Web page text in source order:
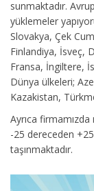
sunmaktadır.
yüklemeler
Slovakya, Çek
Finlandiya, İsveç,
Fransa, İngiltere,
Dünya ülkeleri;
Kazakistan,
Ayrıca
-25 dereceden
taşınmaktadır.